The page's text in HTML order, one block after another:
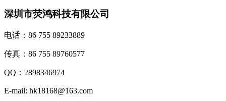
深圳市荧鸿科技有限公司
电话：86 755 89233889
传真：86 755 89760577
QQ：2898346974
E-mail: hk18168@163.com